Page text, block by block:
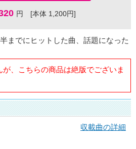
円 [本体 1,200円]
までにヒットした曲、話題になった
、こちらの商品は絶版でございま
収載曲の詳細